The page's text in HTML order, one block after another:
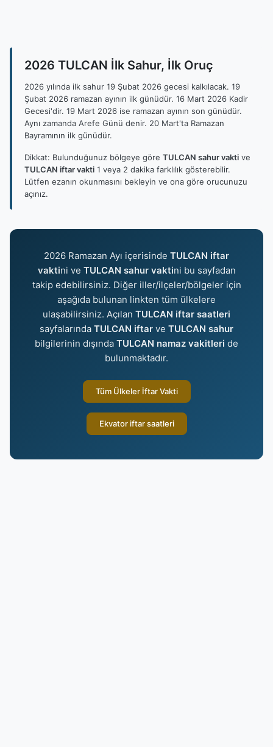
2026 TULCAN İlk Sahur, İlk Oruç
2026 yılında ilk sahur 19 Şubat 2026 gecesi kalkılacak. 19
Şubat 2026 ramazan ayının ilk günüdür. 16 Mart 2026 Kadir
Gecesi'dir. 19 Mart 2026 ise ramazan ayının son günüdür.
Aynı zamanda Arefe Günü denir. 20 Mart'ta Ramazan
Bayramının ilk günüdür.
Dikkat: Bulunduğunuz bölgeye göre TULCAN sahur vakti ve
TULCAN iftar vakti 1 veya 2 dakika farklılık gösterebilir.
Lütfen ezanın okunmasını bekleyin ve ona göre orucunuzu
açınız.
2026 Ramazan Ayı içerisinde TULCAN iftar
vaktini ve TULCAN sahur vaktini bu sayfadan
takip edebilirsiniz. Diğer iller/ilçeler/bölgeler için
aşağıda bulunan linkten tüm ülkelere
ulaşabilirsiniz. Açılan TULCAN iftar saatleri
sayfalarında TULCAN iftar ve TULCAN sahur
bilgilerinin dışında TULCAN namaz vakitleri de
bulunmaktadır.
Tüm Ülkeler İftar Vakti
Ekvator iftar saatleri